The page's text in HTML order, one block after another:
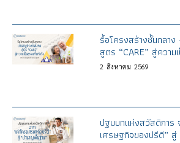
รื้อโครงสร้างชั้นกลา
สูตร “CARE” สู่ความ
2 สิงหาคม 2569
ปฐมบทแห่งสวัสดิการ
เศรษฐกิจของปรีดี”